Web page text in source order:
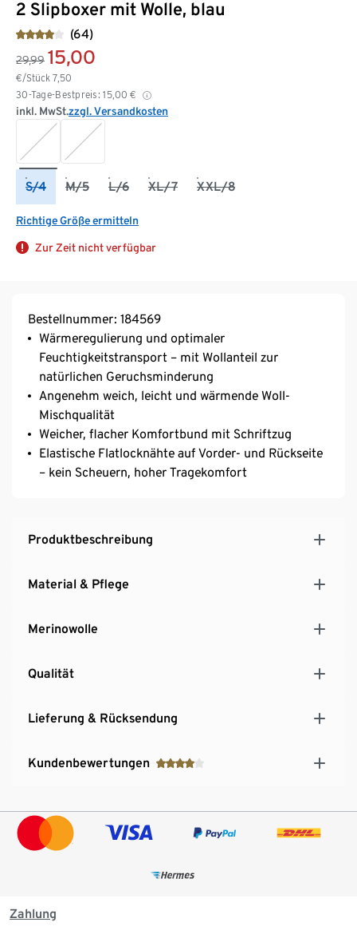
2 Slipboxer mit Wolle, blau
(64)
29,99 15,00
€/Stück 7,50
30-Tage-Bestpreis: 15,00 €
inkl. MwSt.zzgl. Versandkosten
S/4 M/5 L/6 XL/7 XXL/8
Richtige Größe ermitteln
Zur Zeit nicht verfügbar
Bestellnummer: 184569
Wärmeregulierung und optimaler
Feuchtigkeitstransport – mit Wollanteil zur
natürlichen Geruchsminderung
Angenehm weich, leicht und wärmende Woll-
Mischqualität
Weicher, flacher Komfortbund mit Schriftzug
Elastische Flatlocknähte auf Vorder- und Rückseite
– kein Scheuern, hoher Tragekomfort
Produktbeschreibung
Material & Pflege
Merinowolle
Qualität
Lieferung & Rücksendung
Kundenbewertungen
Zahlung